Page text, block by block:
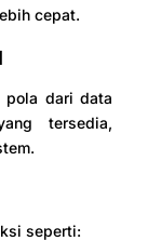
cepat.
pola dari data
tersedia,
seperti: